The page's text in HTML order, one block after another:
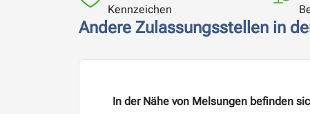
Kennzeichen
Andere Zulassungsstellen in
In der Nähe von Melsungen befinden